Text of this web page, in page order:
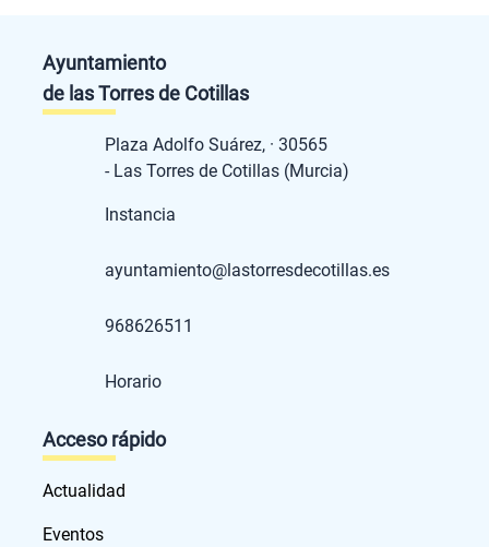
Ayuntamiento
de las Torres de Cotillas
Plaza Adolfo Suárez, · 30565
- Las Torres de Cotillas (Murcia)
Instancia
ayuntamiento@lastorresdecotillas.es
968626511
Horario
Acceso rápido
Actualidad
Eventos